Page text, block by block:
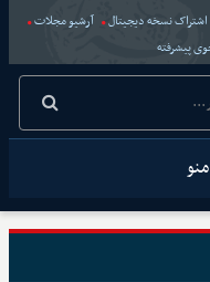
اشتراک نسخه دیجیتال
آرشیو مجلات
پیشرفته
منو